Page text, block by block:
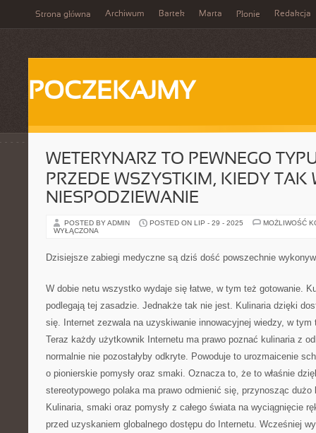
Strona główna Archiwum Bartek Marta Płonie Redakcja
POCZEKAJMY
WETERYNARZ TO PEWNEGO
PRZEDE WSZYSTKIM, KIEDY TAK
NIESPODZIEWANIE
POSTED BY ADMIN POSTED ON LIP - 29 - 2025
MOŻLIWOŚĆ
WYŁĄCZONA
Dzisiejsze zabiegi medyczne są dziś dość powszechnie
W dobie netu wszystko wydaje się łatwe, w tym też gotowanie.
podlegają tej zasadzie. Jednakże tak nie jest. Kulinaria dzięki
się. Internet zezwala na uzyskiwanie innowacyjnej wiedzy, w
Teraz każdy użytkownik Internetu ma prawo poznać kulinaria z
normalnie nie pozostałyby odkryte. Powoduje to urozmaicenie
o pionierskie pomysły oraz smaki. Oznacza to, że to właśnie
stereotypowego polaka ma prawo odmienić się, przynosząc dużo
Kulinaria, smaki oraz pomysły z całego świata na wyciągnięcie
przed uzyskaniem globalnego dostępu do Internetu. Wcześniej